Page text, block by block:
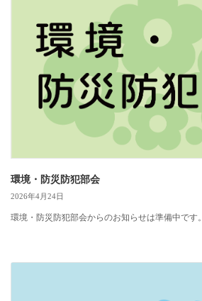
環境・防災防犯部会
2026年4月24日
環境・防災防犯部会からのお知らせは準備中です。